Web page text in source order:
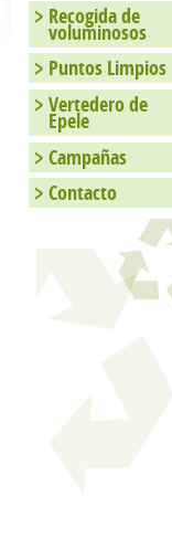
Recogida de
voluminosos
Puntos Limpios
Vertedero de
Epele
Campañas
Contacto